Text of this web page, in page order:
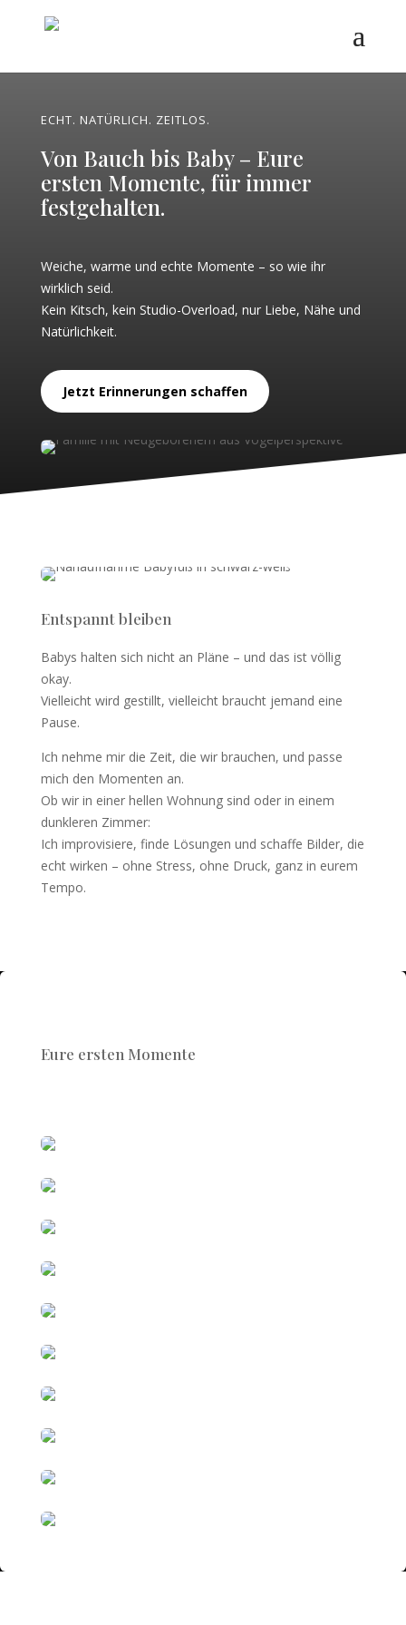
ECHT. NATÜRLICH. ZEITLOS.
Von Bauch bis Baby – Eure
ersten Momente, für immer
festgehalten.
Weiche, warme und echte Momente – so wie ihr
wirklich seid.
Kein Kitsch, kein Studio-Overload, nur Liebe, Nähe und
Natürlichkeit.
Jetzt Erinnerungen schaffen
Entspannt bleiben
Babys halten sich nicht an Pläne – und das ist völlig
okay.
Vielleicht wird gestillt, vielleicht braucht jemand eine
Pause.
Ich nehme mir die Zeit, die wir brauchen, und passe
mich den Momenten an.
Ob wir in einer hellen Wohnung sind oder in einem
dunkleren Zimmer:
Ich improvisiere, finde Lösungen und schaffe Bilder, die
echt wirken – ohne Stress, ohne Druck, ganz in eurem
Tempo.
Eure ersten Momente